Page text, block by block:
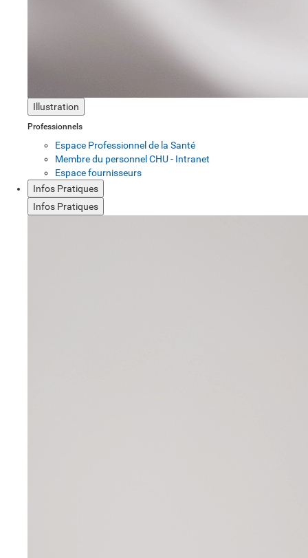
Illustration
Professionnels
Espace Professionnel de la Santé
Membre du personnel CHU - Intranet
Espace fournisseurs
Infos Pratiques
Infos Pratiques